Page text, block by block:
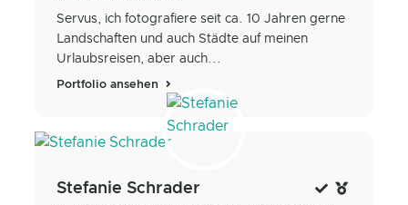
Servus, ich fotografiere seit ca. 10 Jahren gerne
Landschaften und auch Städte auf meinen
Urlaubsreisen, aber auch...
Portfolio ansehen
Stefanie Schrader